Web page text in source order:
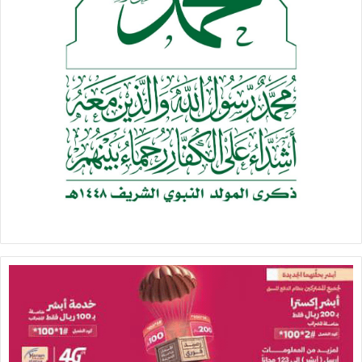
هذه الترتيبات مؤقته في طبيعتها ولا تمثل سابقة.
الطرائق وتحديد الإطار الزمني:
– خلال مدة الـ 24 ساعة تكون الأطراف مسؤولة عن إبلاغ القوات
المنضوية تحتها بوقف جميع العمليات العسكرية الهجومية